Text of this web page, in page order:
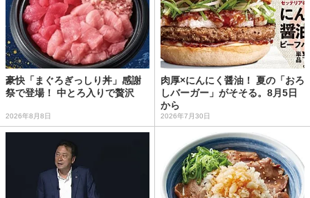
豪快「まぐろぎっしり丼」感謝
祭で登場！ 中とろ入りで贅沢
2026年8月8日
肉厚×にんにく醤油！ 夏の「おろ
しバーガー」がそそる。8月5日
から
2026年7月30日